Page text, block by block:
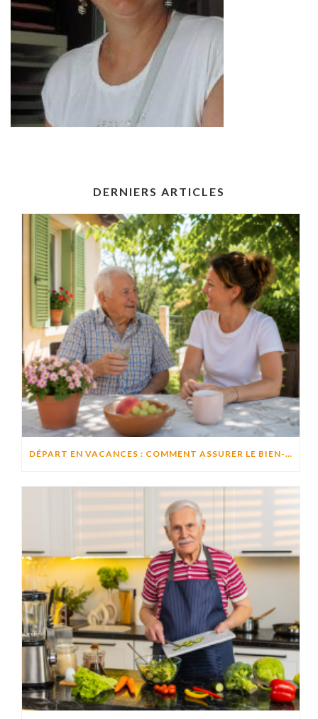
DERNIERS ARTICLES
DÉPART EN VACANCES : COMMENT ASSURER LE BIEN-ÊTRE D’UN PROCHE RESTÉ À DOMICILE ?